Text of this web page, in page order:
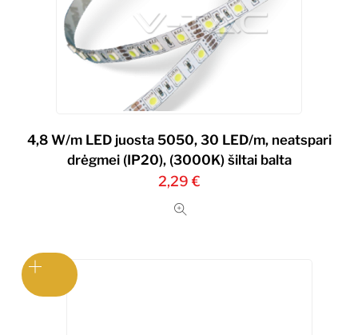
4,8 W/m LED juosta 5050, 30 LED/m, neatspari
drėgmei (IP20), (3000K) šiltai balta
2,29 €